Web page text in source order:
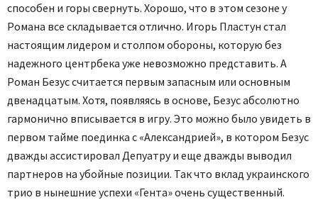
способен и горы свернуть. Хорошо, что в этом сезоне у
Романа все складывается отлично. Игорь Пластун стал
настоящим лидером и столпом обороны, которую без
надежного центрбека уже невозможно представить. А
Роман Безус считается первым запасным или основным
двенадцатым. Хотя, появляясь в основе, Безус абсолютно
гармонично вписывается в игру. Это можно было увидеть в
первом тайме поединка с «Александрией», в котором Безус
дважды ассистировал Депуатру и еще дважды выводил
партнеров на убойные позиции. Так что вклад украинского
трио в нынешние успехи «Гента» очень существенный.